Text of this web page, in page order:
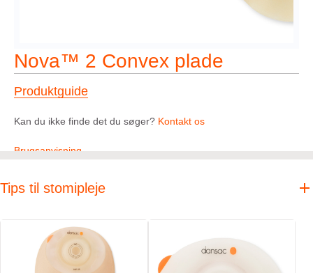
Nova™ 2 Convex plade
Produktguide
Kan du ikke finde det du søger? Kontakt os
Brugsanvisning
Tips til stomipleje